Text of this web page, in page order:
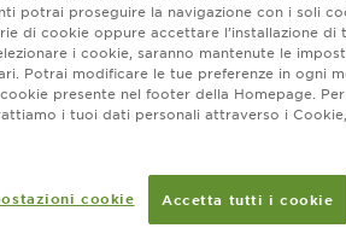
un solo
la tua
potrai proseguire la navigazione con i soli
di cookie oppure accettare l’installazione di
i cookie, saranno mantenute le
Potrai modificare le tue preferenze in ogni
presente nel footer della Homepage.
i tuoi dati personali attraverso i
cookie Accetta tutti i cookie